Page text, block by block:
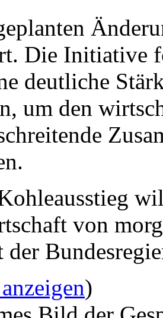
Die Initiative
deutliche
um den
von
)